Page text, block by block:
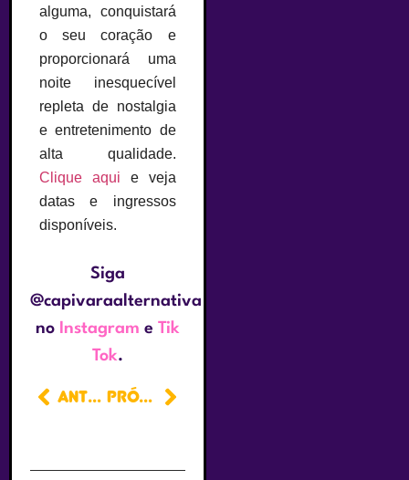
alguma, conquistará
o seu coração e
proporcionará uma
noite inesquecível
repleta de nostalgia
e entretenimento de
alta qualidade.
Clique aqui e veja
datas e ingressos
disponíveis.
Siga
@capivaraalternativa
no Instagram e Tik
Tok.
ANTERIOR PRÓXIMO